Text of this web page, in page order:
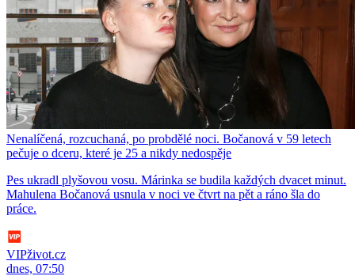
Nenalíčená, rozcuchaná, po probdělé noci. Bočanová v 59 letech
pečuje o dceru, které je 25 a nikdy nedospěje
Pes ukradl plyšovou vosu. Márinka se budila každých dvacet minut.
Mahulena Bočanová usnula v noci ve čtvrt na pět a ráno šla do
práce.
VIPživot.cz
dnes, 07:50